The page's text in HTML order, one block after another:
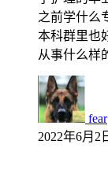
之前学什么
本科群里也
从事什么样
fear
2022年6月2